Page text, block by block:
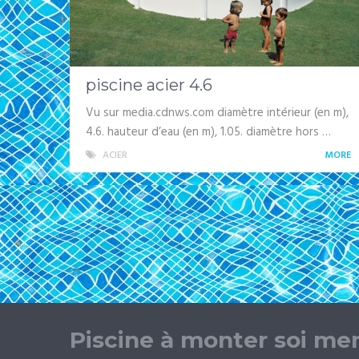
piscine acier 4.6
Vu sur media.cdnws.com diamètre intérieur (en m),
4.6. hauteur d’eau (en m), 1.05. diamètre hors …
ACIER MORE
Piscine à monter soi